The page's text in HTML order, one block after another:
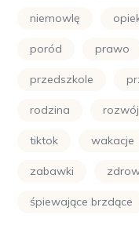
niemowlę
poród prawo
przedszkole
rodzina rozwój
tiktok wakacje
zabawki
śpiewające brzdące